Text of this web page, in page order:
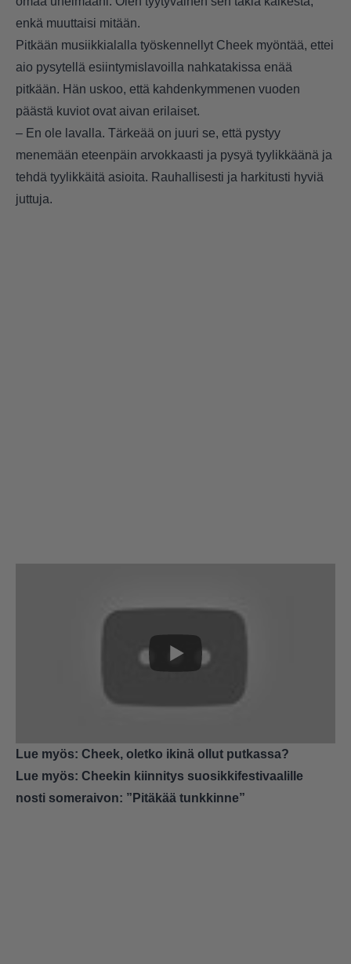
enkä muuttaisi mitään.
Pitkään musiikkialalla työskennellyt Cheek myöntää, ettei
aio pysytellä esiintymislavoilla nahkatakissa enää
pitkään. Hän uskoo, että kahdenkymmenen vuoden
päästä kuviot ovat aivan erilaiset.
– En ole lavalla. Tärkeää on juuri se, että pystyy
menemään eteenpäin arvokkaasti ja pysyä tyylikkäänä ja
tehdä tyylikkäitä asioita. Rauhallisesti ja harkitusti hyviä
juttuja.
Lue myös: Cheek, oletko ikinä ollut putkassa?
Lue myös: Cheekin kiinnitys suosikkifestivaalille
nosti someraivon: ”Pitäkää tunkkinne”